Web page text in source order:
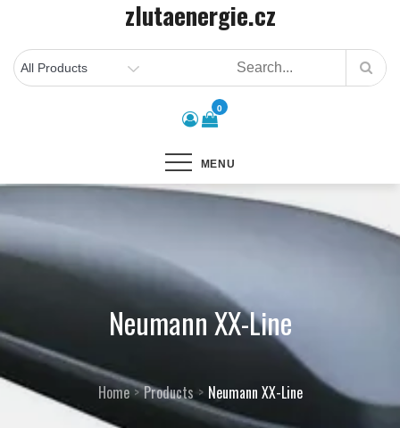
content
zlutaenergie.cz
0
MENU
Neumann XX-Line
Home Products Neumann XX-Line